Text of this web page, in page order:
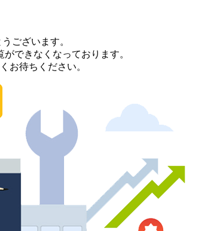
ございます。
できなくなっております。
お待ちください。